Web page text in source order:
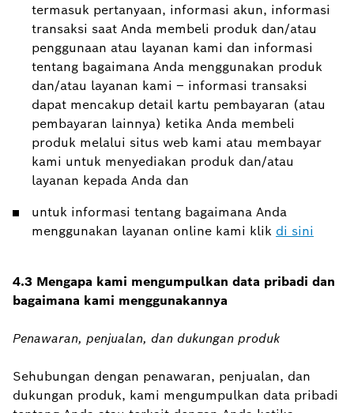
termasuk pertanyaan, informasi akun, informasi
transaksi saat Anda membeli produk dan/atau
penggunaan atau layanan kami dan informasi
tentang bagaimana Anda menggunakan produk
dan/atau layanan kami – informasi transaksi
dapat mencakup detail kartu pembayaran (atau
pembayaran lainnya) ketika Anda membeli
produk melalui situs web kami atau membayar
kami untuk menyediakan produk dan/atau
layanan kepada Anda dan
untuk informasi tentang bagaimana Anda
menggunakan layanan online kami klik di sini
4.3 Mengapa kami mengumpulkan data pribadi dan
bagaimana kami menggunakannya
Penawaran, penjualan, dan dukungan produk
Sehubungan dengan penawaran, penjualan, dan
dukungan produk, kami mengumpulkan data pribadi